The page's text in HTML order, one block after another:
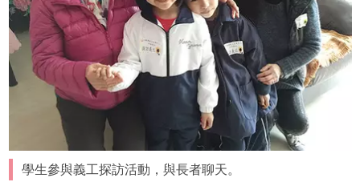
學生參與義工探訪活動，與長者聊天。